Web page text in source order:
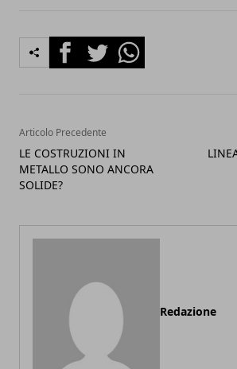
FacebookTwitterWhatsapp
Articolo Precedente
LE COSTRUZIONI IN
METALLO SONO ANCORA
SOLIDE?
Redazione